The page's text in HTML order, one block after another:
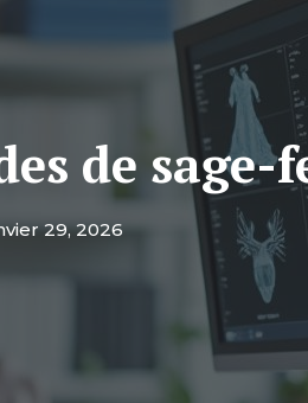
de sage-
29, 2026